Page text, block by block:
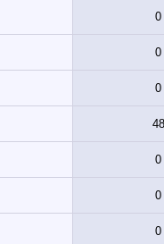
0
0
0
48
0
0
0